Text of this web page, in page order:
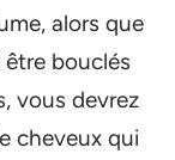
alors que
bouclés
vous devrez
cheveux qui